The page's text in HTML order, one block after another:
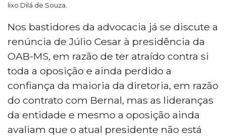
lixo Dilá de Souza.
Nos bastidores da advocacia já se discute a
renúncia de Júlio Cesar à presidência da
OAB-MS, em razão de ter atraído contra si
toda a oposição e ainda perdido a
confiança da maioria da diretoria, em razão
do contrato com Bernal, mas as lideranças
da entidade e mesmo a oposição ainda
avaliam que o atual presidente não está